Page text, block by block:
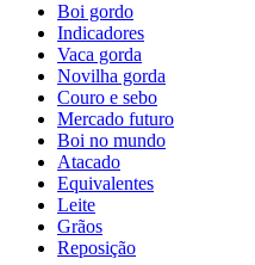
Boi gordo
Indicadores
Vaca gorda
Novilha gorda
Couro e sebo
Mercado futuro
Boi no mundo
Atacado
Equivalentes
Leite
Grãos
Reposição